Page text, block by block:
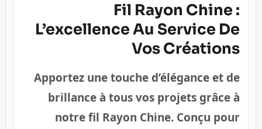
Fil Rayon Chine :
L’excellence Au Service De
Vos Créations
Apportez une touche d’élégance et de
brillance à tous vos projets grâce à
notre fil Rayon Chine. Conçu pour